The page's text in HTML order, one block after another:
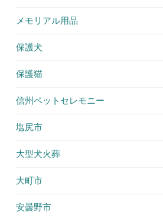
メモリアル用品
保護犬
保護猫
信州ペットセレモニー
塩尻市
大型犬火葬
大町市
安曇野市